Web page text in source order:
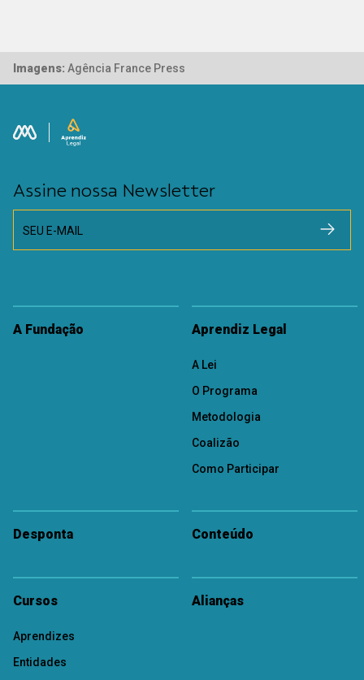
Imagens: Agência France Press
Assine nossa Newsletter
SEU E-MAIL
A Fundação Aprendiz Legal
A Lei
O Programa
Metodologia
Coalizão
Como Participar
Desponta Conteúdo
Cursos
Aprendizes
Entidades
Alianças